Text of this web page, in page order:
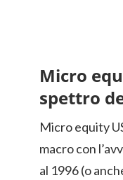
Micro
spettro
Micro equity
macro con
al 1996 (o